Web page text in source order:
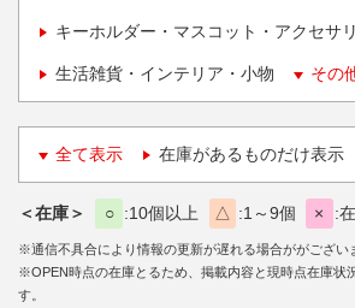
キーホルダー・マスコット・アクセサ
生活雑貨・インテリア・小物 その
全て表示 在庫があるものだけ表示
＜在庫＞ ○ 10個以上 △ 1～9個 ×
※通信不具合により情報の更新が遅れる場合ががござい
※OPEN時点の在庫とるため、掲載内容と現時点在庫状
す。